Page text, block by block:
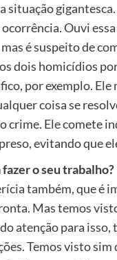
Ouvi
é suspeito de
dois homicídios
por exemplo. Ele
coisa se
crime. Ele comete
evitando que
o seu trabalho?
também, que é
Mas temos
atenção para
Temos visto sim